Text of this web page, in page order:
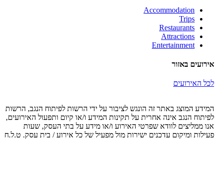
Accommodation
Trips
Restaurants
Attractions
Entertainment
אירועים באזור
לכל האירועים
המידע המוצג באתר זה הונגש לציבור על ידי הרשות לפיתוח הנגב, הרשות
לפיתוח הנגב אינה אחרית על תקינות המידע ו/או קיום ותפעול האירועים,
אנו ממליצים לוודא שפרטי האירוע ו/או מידע על בתי העסק, שעות
פעילות ומיקום עדכנים ישירות מול מפעיל של כל אירוע / בית עסק. ט.ל.ח